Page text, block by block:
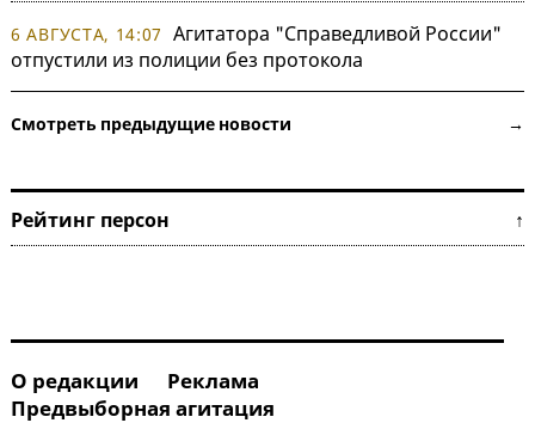
6 АВГУСТА, 14:07 Агитатора "Справедливой России"
отпустили из полиции без протокола
Смотреть предыдущие новости →
Рейтинг персон ↑
О редакции
Реклама
Предвыборная агитация